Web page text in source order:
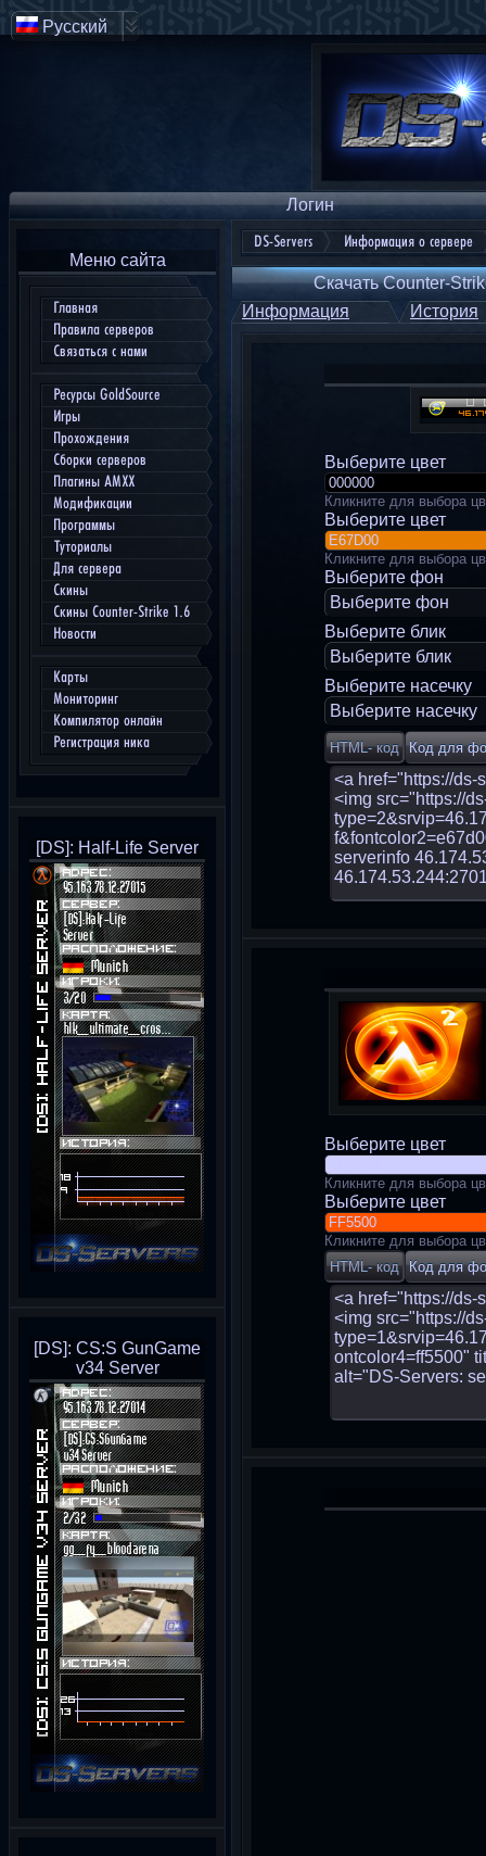
Логин
Меню сайта
Главная
Правила серверов
Связаться с нами
Ресурсы GoldSource
Игры
Прохождения
Сборки серверов
Плагины AMXX
Модификации
Программы
Туториалы
Для сервера
Скины
Скины Counter-Strike 1.6
Новости
Карты
Мониторинг
Компилятор онлайн
Регистрация ника
[DS]: Half-Life Server
[DS]: CS:S GunGame
v34 Server
DS-Servers Информация о сервере
Скачать Counter-
Информация
История
Выберите цвет
Кликните для выбора
Выберите цвет
Кликните для выбора
Выберите фон
Выберите фон
Выберите блик
Выберите блик
Выберите насечку
Выберите насечку
Выберите цвет
Кликните для выбора
Выберите цвет
Кликните для выбора
Русский